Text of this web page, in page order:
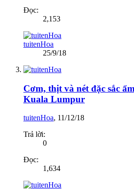
Đọc:
2,153
tuitenHoa
25/9/18
Cơm, thịt và nét đặc sắc
Kuala Lumpur
tuitenHoa, 11/12/18
Trả lời:
0
Đọc:
1,634